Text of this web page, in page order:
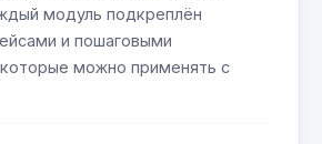
модуль подкреплён
и пошаговыми
можно применять с